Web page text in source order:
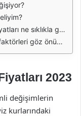
güncelleniyor?
bulundurmalıyım?
2023
değişimlerin
kurlarındaki